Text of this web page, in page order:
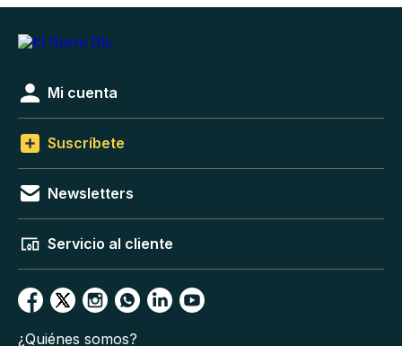
Mi cuenta
Suscríbete
Newsletters
Servicio al cliente
¿Quiénes somos?